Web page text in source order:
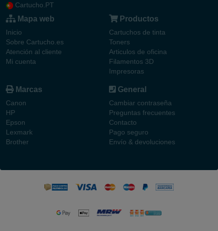
Cartucho.PT
Mapa web
Inicio
Sobre Cartucho.es
Atención al cliente
Mi cuenta
Productos
Cartuchos de tinta
Toners
Articulos de oficina
Filamentos 3D
Impresoras
Marcas
Canon
HP
Epson
Lexmark
Brother
General
Cambiar contraseña
Preguntas frecuentes
Contacto
Pago seguro
Envío & devoluciones